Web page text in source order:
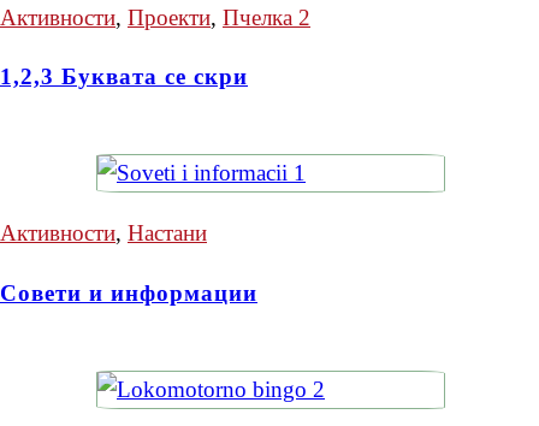
Активности, Проекти, Пчелка 2
1,2,3 Буквата се скри
Активности, Настани
Совети и информации